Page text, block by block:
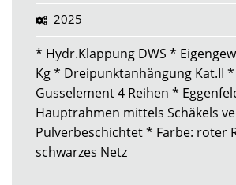
2025
* Hydr.Klappung DWS *
Kg * Dreipunktanhängung Kat.II *
Gusselement 4 Reihen *
Hauptrahmen mittels Schäkels
Pulverbeschichtet * Farbe: roter
schwarzes Netz